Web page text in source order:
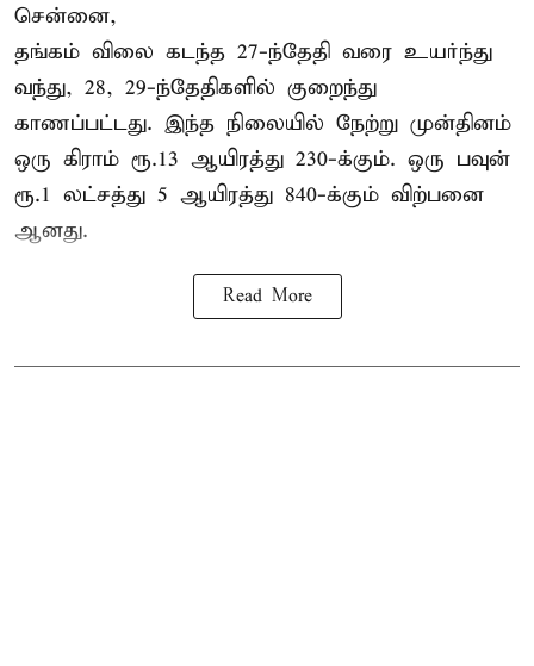
சென்னை,
தங்கம் விலை கடந்த 27-ந்தேதி வரை உயர்ந்து
வந்து, 28, 29-ந்தேதிகளில் குறைந்து
காணப்பட்டது. இந்த நிலையில் நேற்று முன்தினம்
ஒரு கிராம் ரூ.13 ஆயிரத்து 230-க்கும். ஒரு பவுன்
ரூ.1 லட்சத்து 5 ஆயிரத்து 840-க்கும் விற்பனை
ஆனது.
Read More